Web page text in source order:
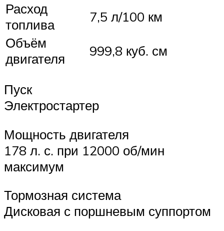
Расход
топлива
7,5 л/100 км
Объём
двигателя
999,8 куб. см
Пуск
Электростартер
Мощность двигателя
178 л. с. при 12000 об/мин
максимум
Тормозная система
Дисковая с поршневым суппортом